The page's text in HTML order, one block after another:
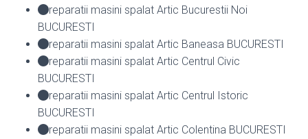
reparatii masini spalat Artic Bucurestii Noi
BUCURESTI
reparatii masini spalat Artic Baneasa BUCURESTI
reparatii masini spalat Artic Centrul Civic
BUCURESTI
reparatii masini spalat Artic Centrul Istoric
BUCURESTI
reparatii masini spalat Artic Colentina BUCURESTI